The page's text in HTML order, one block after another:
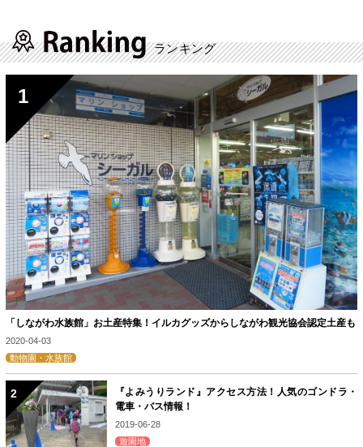
ランキング
「しながわ水族館」お土産特集！イルカグッズからしながわ観光協会認定土産も
2020-04-03
動物園・水族館
『よみうりランド』アクセス方法！人気のゴンドラ・
電車・バス情報！
2019-06-28
遊園地